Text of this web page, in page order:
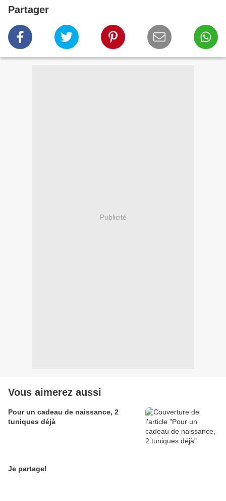
Partager
Publicité
Vous aimerez aussi
Pour un cadeau de naissance, 2
tuniques déjà
Je partage!